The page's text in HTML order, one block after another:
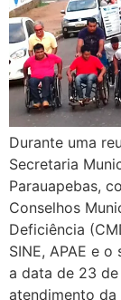
Durante uma
Secretaria
Parauapebas,
Conselhos
Deficiência
SINE, APAE e
a data de 23
atendimento